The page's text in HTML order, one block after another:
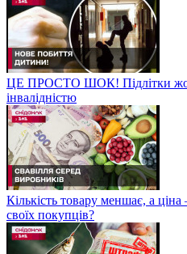
ЦЕ ПРОСТО ШОК! Підлітки
інвалідністю
Кількість товару меншає, а
своїх покупців?